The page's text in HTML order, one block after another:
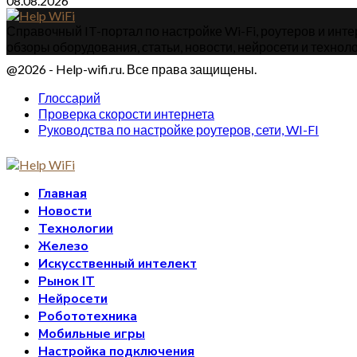
@2026 - Help-wifi.ru. Все права защищены.
Глоссарий
Проверка скорости интернета
Руководства по настройке роутеров, сети, WI-FI
Главная
Новости
Технологии
Железо
Искусственный интелект
Рынок IT
Нейросети
Робототехника
Мобильные игры
Настройка подключения